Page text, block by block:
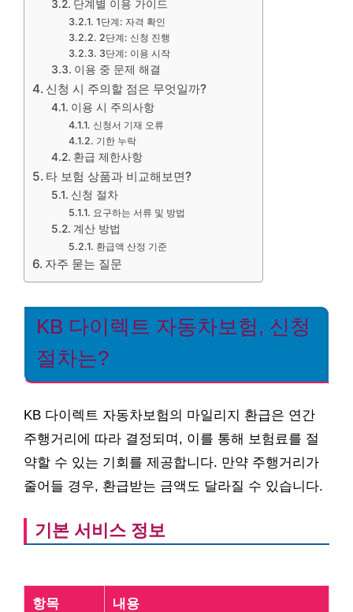
단계별 이용 가이드
1단계: 자격 확인
2단계: 신청 진행
3단계: 이용 시작
이용 중 문제 해결
신청 시 주의할 점은 무엇일까?
이용 시 주의사항
신청서 기재 오류
기한 누락
환급 제한사항
타 보험 상품과 비교해보면?
신청 절차
요구하는 서류 및 방법
계산 방법
환급액 산정 기준
자주 묻는 질문
KB 다이렉트 자동차보험, 신청
절차는?
KB 다이렉트 자동차보험의 마일리지 환급은 연간
주행거리에 따라 결정되며, 이를 통해 보험료를 절
약할 수 있는 기회를 제공합니다. 만약 주행거리가
줄어들 경우, 환급받는 금액도 달라질 수 있습니다.
기본 서비스 정보
항목 내용